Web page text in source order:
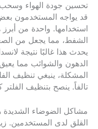
تحسين جودة الهواء وسحب
قد يواجه المستخدمون
استخدامها. واحدة من
الشفط، مما يجعل من
يحدث هذا غالبًا نتيجة
الدهون والشوائب مما
المشكلة، ينبغي تنظيف
تالفاً. ينصح بتنظيف
مشاكل الضوضاء الشديدة
القلق لدى المستخدمين.